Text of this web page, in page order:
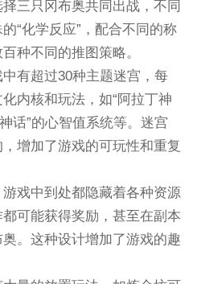
三只冈布奥共同出战，不同
“化学反应”，配合不同的称
种不同的推图策略。
有超过30种主题迷宫，每
内核和玩法，如“阿拉丁神
话”的心智值系统等。迷宫
增加了游戏的可玩性和重复
戏中到处都隐藏着各种资源
可能获得奖励，甚至在副本
。这种设计增加了游戏的趣